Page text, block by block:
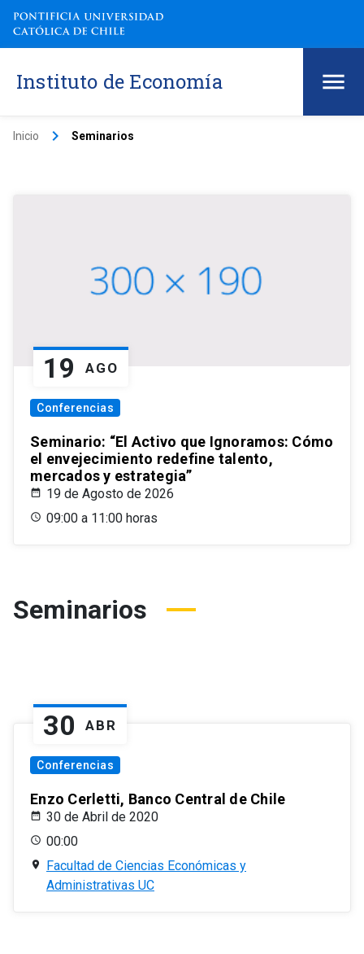
Instituto de Economía
Inicio keyboard_arrow_right Seminarios
19 AGO
Conferencias
Seminario: “El Activo que Ignoramos: Cómo
el envejecimiento redefine talento,
mercados y estrategia”
19 de Agosto de 2026
09:00 a 11:00 horas
Seminarios
30 ABR
Conferencias
Enzo Cerletti, Banco Central de Chile
30 de Abril de 2020
00:00
Facultad de Ciencias Económicas y
Administrativas UC